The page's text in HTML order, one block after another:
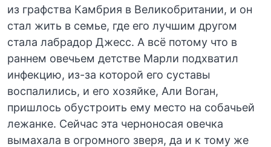
из графства Камбрия в Великобритании, и он
стал жить в семье, где его лучшим другом
стала лабрадор Джесс. А всё потому что в
раннем овечьем детстве Марли подхватил
инфекцию, из-за которой его суставы
воспалились, и его хозяйке, Али Воган,
пришлось обустроить ему место на собачьей
лежанке. Сейчас эта черноносая овечка
вымахала в огромного зверя, да и к тому же